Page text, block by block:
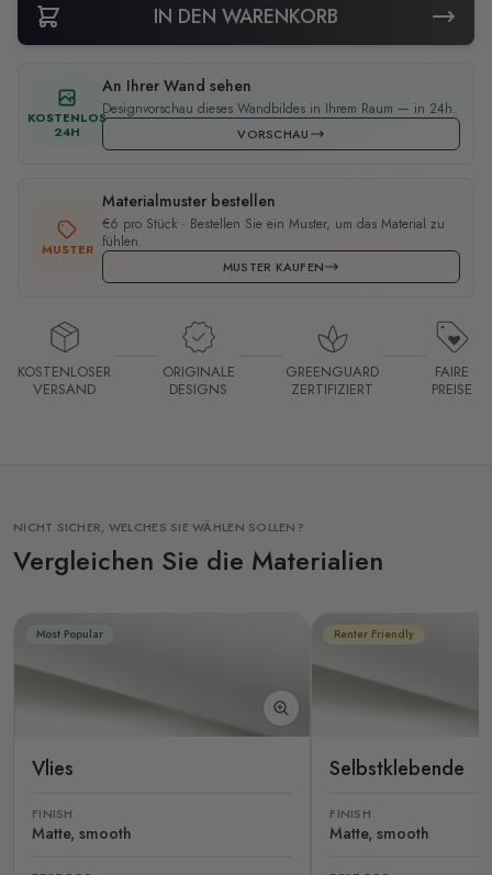
IN DEN WARENKORB
KOSTENLOS
24H
An Ihrer Wand sehen
Designvorschau dieses Wandbildes in Ihrem Raum — in 24h.
VORSCHAU
MUSTER
Materialmuster bestellen
€6 pro Stück · Bestellen Sie ein Muster, um das Material zu
fühlen.
MUSTER KAUFEN
KOSTENLOSER
VERSAND
ORIGINALE
DESIGNS
GREENGUARD
ZERTIFIZIERT
FAIRE
PREISE
NICHT SICHER, WELCHES SIE WÄHLEN SOLLEN?
Vergleichen Sie die Materialien
Most Popular
Vlies
FINISH
Matte, smooth
Renter Friendly
Selbstklebende
FINISH
Matte, smooth